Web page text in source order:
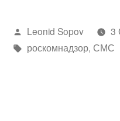
Написано
автором
Leonid Sopov 3
Метки:
роскомнадзор, СМС